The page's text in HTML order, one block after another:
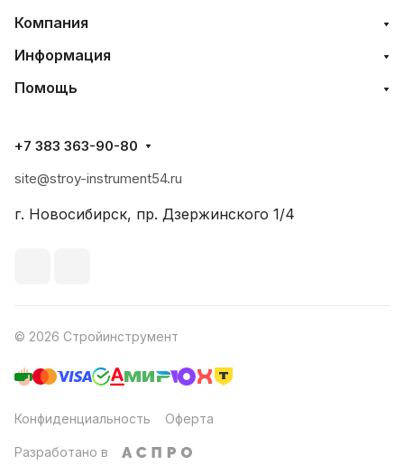
Компания
Информация
Помощь
+7 383 363-90-80
site@stroy-instrument54.ru
г. Новосибирск, пр. Дзержинского 1/4
© 2026 Стройинструмент
Конфиденциальность Оферта
Разработано в